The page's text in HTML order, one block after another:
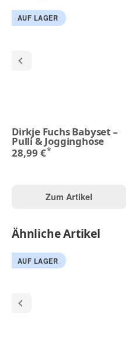
AUF LAGER
Dirkje Fuchs Babyset –
Pulli & Jogginghose
28,99 €*
Zum Artikel
Ähnliche Artikel
AUF LAGER